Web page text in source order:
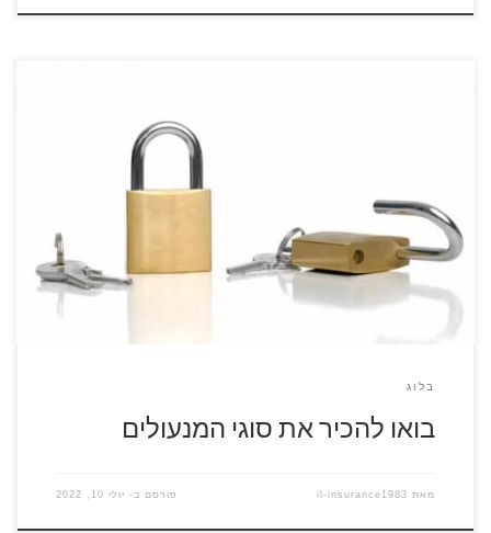
להזמנת מנעולן התקשרו עכשיו 077-8047155 אין מי שלא רוצה
להרגיש מוגן ובטוח ואין מי שלא מעוניין לשמור על הרכוש היקר ועל
חפצים בעלי ערך סנטימנטלי. במשך השנים הגיעו אל השוק סוגים
שונים של מנעולים, כל אחד מהם מספק רמת ביטחון שונה וכל אחד
מתאים לצרכים אחרים. אז רגע לפני שאתם […]
בלוג
בואו להכיר את סוגי המנעולים
מאת il-insurance1983 פורסם ב- יולי 10, 2022